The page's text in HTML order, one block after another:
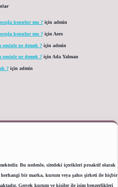
konulur mu ?için admin
konulur mu ?için Aero
ne demek ?için admin
ne demek ?için Ada Yalman
?için admin
Bu nedenle, sitedeki içerikleri proaktif olarak
herhangi bir marka, kurum veya şahıs şirketi ile hiçbir
Gerçek kurum ve kişiler ile isim benzerlikleri